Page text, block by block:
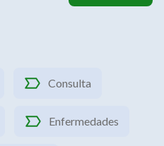
Consulta
Enfermedades